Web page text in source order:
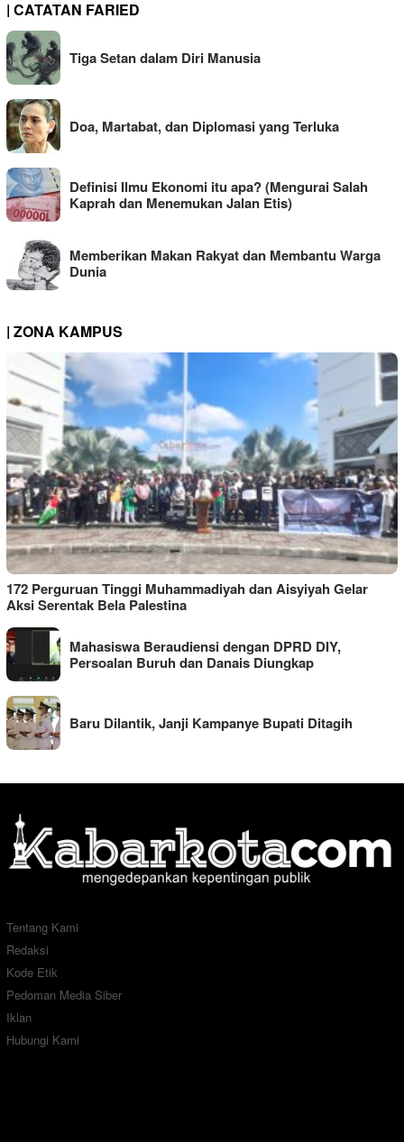
| CATATAN FARIED
Tiga Setan dalam Diri Manusia
Doa, Martabat, dan Diplomasi yang Terluka
Definisi Ilmu Ekonomi itu apa? (Mengurai Salah
Kaprah dan Menemukan Jalan Etis)
Memberikan Makan Rakyat dan Membantu Warga
Dunia
| ZONA KAMPUS
172 Perguruan Tinggi Muhammadiyah dan Aisyiyah Gelar
Aksi Serentak Bela Palestina
Mahasiswa Beraudiensi dengan DPRD DIY,
Persoalan Buruh dan Danais Diungkap
Baru Dilantik, Janji Kampanye Bupati Ditagih
Tentang Kami
Redaksi
Kode Etik
Pedoman Media Siber
Iklan
Hubungi Kami